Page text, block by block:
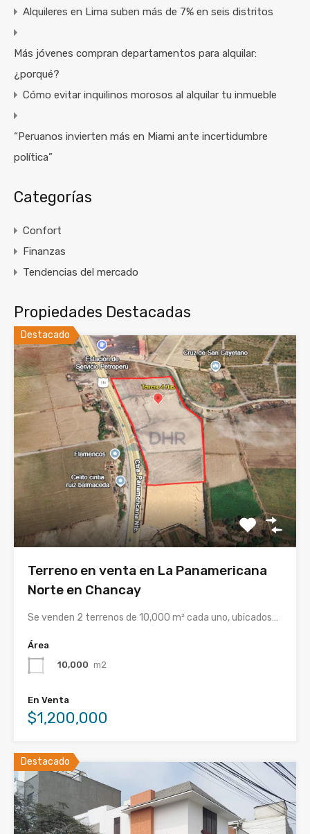
Alquileres en Lima suben más de 7% en seis distritos
Más jóvenes compran departamentos para alquilar:
¿porqué?
Cómo evitar inquilinos morosos al alquilar tu inmueble
“Peruanos invierten más en Miami ante incertidumbre
política”
Categorías
Confort
Finanzas
Tendencias del mercado
Propiedades Destacadas
Destacado
Terreno en venta en La Panamericana
Norte en Chancay
Se venden 2 terrenos de 10,000 m² cada uno, ubicados…
Área
10,000 m2
En Venta
$1,200,000
Destacado